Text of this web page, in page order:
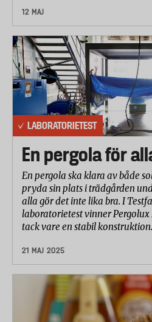
12 MAJ
LABORATORIETEST
En pergola för
En pergola ska klara av både
pryda sin plats i trädgården
alla gör det inte lika bra. I
laboratorietest vinner
tack vare en stabil konstruktion.
21 MAJ 2025